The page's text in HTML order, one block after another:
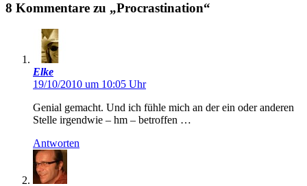
8 Kommentare zu „Procrastination“
Elke
19/10/2010 um 10:05 Uhr
Genial gemacht. Und ich fühle mich an der ein oder anderen
Stelle irgendwie – hm – betroffen …
Antworten